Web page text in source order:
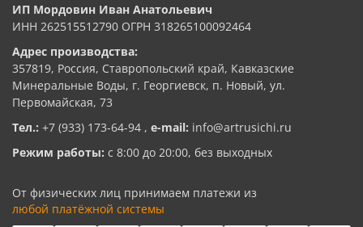
ИП Мордовин Иван Анатольевич
ИНН 262515512790 ОГРН 318265100092464
Адрес производства:
357819, Россия, Ставропольский край, Кавказские
Минеральные Воды, г. Георгиевск, п. Новый, ул.
Первомайская, 73
Тел.: +7 (933) 173-64-94 , e-mail: info@artrusichi.ru
Режим работы: с 8:00 до 20:00, без выходных
От физических лиц принимаем платежи из
любой платёжной системы